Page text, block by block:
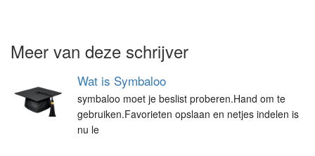
Meer van deze schrijver
Wat is Symbaloo
symbaloo moet je beslist proberen.Hand om te
gebruiken.Favorieten opslaan en netjes indelen is
nu le